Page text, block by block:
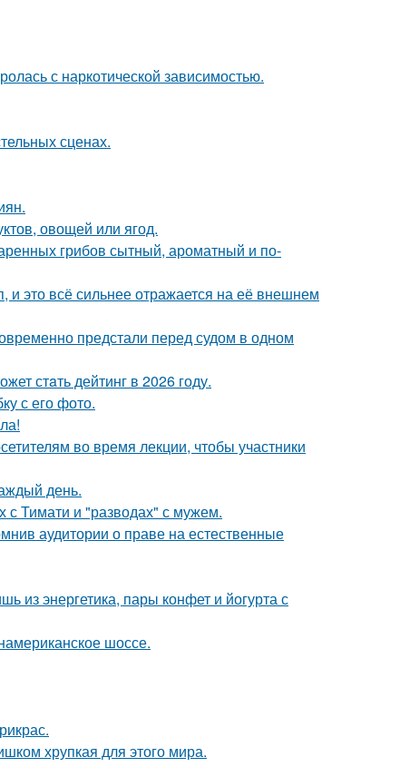
с наркотической зависимостью.
сценах.
овощей или ягод.
грибов сытный, ароматный и по-
это всё сильнее отражается на её внешнем
предстали перед судом в одном
стaть дейтинг в 2026 году.
с его фото.
во время лекции, чтобы участники
день.
Тимати и "разводах" с мужем.
аудитории о праве на естественные
из энергетика, пары конфет и йогурта с
шоссе.
хрупкая для этого мира.